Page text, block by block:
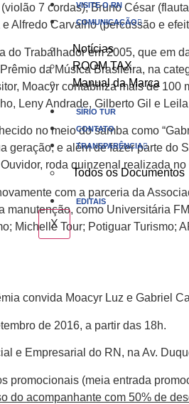
VISITE O RN
COMUNICAÇÃO
Notícias
ROOM TAX
Manual da Marca
SÍRIO TUR
CONTATO
TRANSPARÊNCIA
Todos os Documentos
EDITAIS
X
7 cordas); Bruno César
Alfredo Carvalho (percussão e
do Trabalhador em 2005, que em
da Música Brasileira, na
Moacyr contabiliza mais de
Leny Andrade, Gilberto Gil e
no meio do samba como
geração, e além de fazer parte do
roda quinzenal realizada
com a parceria da
manutenção, como Universitária
Michelle Tour; Potiguar Turismo;
convida Moacyr Luz e Gabriel
de 2016, a partir das 18h.
e Empresarial do RN, na Av.
promocionais (meia entrada
do acompanhante com 50% de